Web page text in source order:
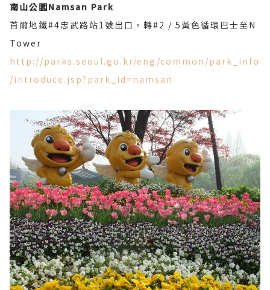
南山公園Namsan Park
首爾地鐵#4忠武路站1號出口，轉#2 / 5黃色循環巴士至N
Tower
http://parks.seoul.go.kr/eng/common/park_info
/introduce.jsp?park_id=namsan